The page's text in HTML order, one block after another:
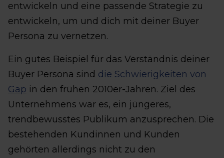
entwickeln und eine passende Strategie zu
entwickeln, um und dich mit deiner Buyer
Persona zu vernetzen.
Ein gutes Beispiel für das Verständnis deiner
Buyer Persona sind die Schwierigkeiten von
Gap in den frühen 2010er-Jahren. Ziel des
Unternehmens war es, ein jüngeres,
trendbewusstes Publikum anzusprechen. Die
bestehenden Kundinnen und Kunden
gehörten allerdings nicht zu den